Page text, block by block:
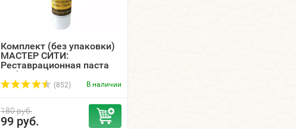
Комплект (без упаковки)
МАСТЕР СИТИ:
Реставрационная паста
мебельная 30 мл. цветная
+ шпатель малый.
(852) В наличии
180 руб.
99 руб.